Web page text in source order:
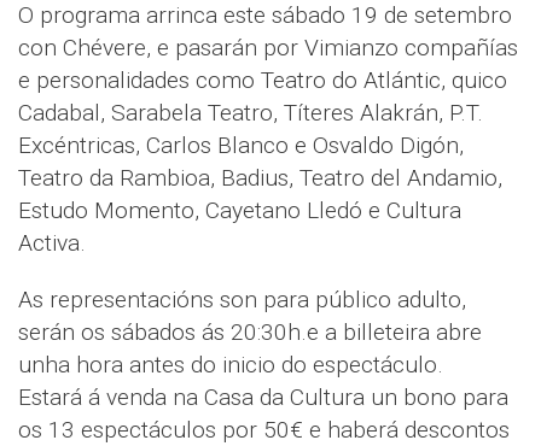
O programa arrinca este sábado 19 de setembro
con Chévere, e pasarán por Vimianzo compañías
e personalidades como Teatro do Atlántic, quico
Cadabal, Sarabela Teatro, Títeres Alakrán, P.T.
Excéntricas, Carlos Blanco e Osvaldo Digón,
Teatro da Rambioa, Badius, Teatro del Andamio,
Estudo Momento, Cayetano Lledó e Cultura
Activa.
As representacións son para público adulto,
serán os sábados ás 20:30h.e a billeteira abre
unha hora antes do inicio do espectáculo.
Estará á venda na Casa da Cultura un bono para
os 13 espectáculos por 50€ e haberá descontos